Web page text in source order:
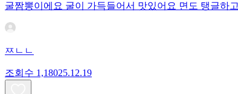
굴짬뽕이에요 굴이 가득들어서 맛있어요 면도 탱글하
ㅉㄴㄴ
조회수 1,18025.12.19